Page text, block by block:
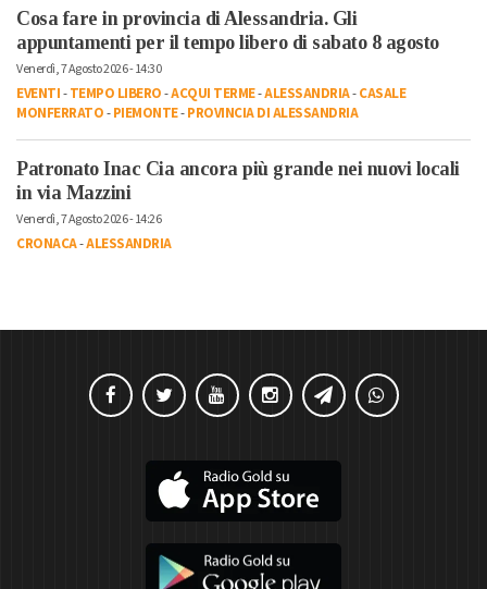
Cosa fare in provincia di Alessandria. Gli
appuntamenti per il tempo libero di sabato 8 agosto
Venerdì, 7 Agosto 2026 - 14:30
EVENTI-TEMPO LIBERO-ACQUI TERME-ALESSANDRIA-CASALE
MONFERRATO-PIEMONTE-PROVINCIA DI ALESSANDRIA
Patronato Inac Cia ancora più grande nei nuovi locali
in via Mazzini
Venerdì, 7 Agosto 2026 - 14:26
CRONACA-ALESSANDRIA